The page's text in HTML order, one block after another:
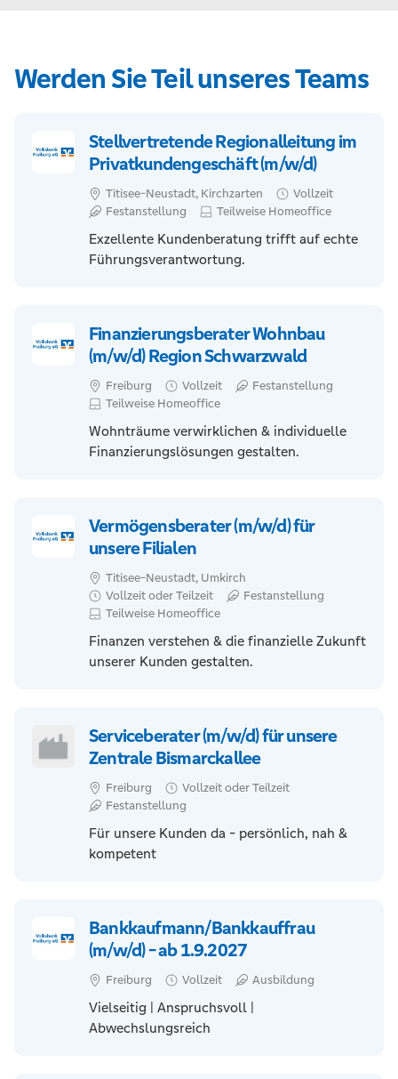
Werden Sie Teil unseres Teams
Stellvertretende Regionalleitung im
Privatkundengeschäft (m/w/d)
Titisee-Neustadt, Kirchzarten
Vollzeit
Festanstellung
Teilweise Homeoffice
Exzellente Kundenberatung trifft auf echte
Führungsverantwortung.
Finanzierungsberater Wohnbau
(m/w/d) Region Schwarzwald
Freiburg Vollzeit
Festanstellung
Teilweise Homeoffice
Wohnträume verwirklichen & individuelle
Finanzierungslösungen gestalten.
Vermögensberater (m/w/d) für
unsere Filialen
Titisee-Neustadt, Umkirch
Vollzeit oder Teilzeit
Festanstellung
Teilweise Homeoffice
Finanzen verstehen & die finanzielle Zukunft
unserer Kunden gestalten.
Serviceberater (m/w/d) für unsere
Zentrale Bismarckallee
Freiburg
Vollzeit oder Teilzeit
Festanstellung
Für unsere Kunden da - persönlich, nah &
kompetent
Bankkaufmann/Bankkauffrau
(m/w/d) - ab 1.9.2027
Freiburg Vollzeit Ausbildung
Vielseitig | Anspruchsvoll |
Abwechslungsreich